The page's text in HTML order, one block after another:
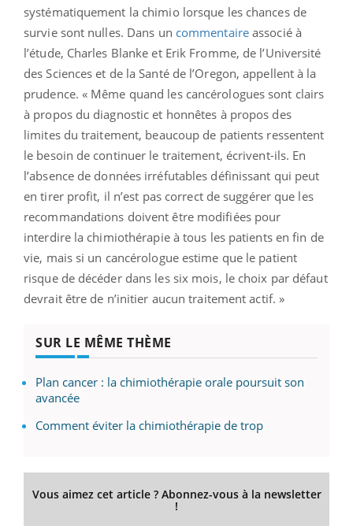
systématiquement la chimio lorsque les chances de
survie sont nulles. Dans un commentaireassocié à
l’étude, Charles Blanke et Erik Fromme, de l’Université
des Sciences et de la Santé de l’Oregon, appellent à la
prudence. « Même quand les cancérologues sont clairs
à propos du diagnostic et honnêtes à propos des
limites du traitement, beaucoup de patients ressentent
le besoin de continuer le traitement, écrivent-ils. En
l’absence de données irréfutables définissant qui peut
en tirer profit, il n’est pas correct de suggérer que les
recommandations doivent être modifiées pour
interdire la chimiothérapie à tous les patients en fin de
vie, mais si un cancérologue estime que le patient
risque de décéder dans les six mois, le choix par défaut
devrait être de n’initier aucun traitement actif. »
SUR LE MÊME THÈME
Plan cancer : la chimiothérapie orale poursuit son
avancée
Comment éviter la chimiothérapie de trop
Vous aimez cet article ? Abonnez-vous à la newsletter
!